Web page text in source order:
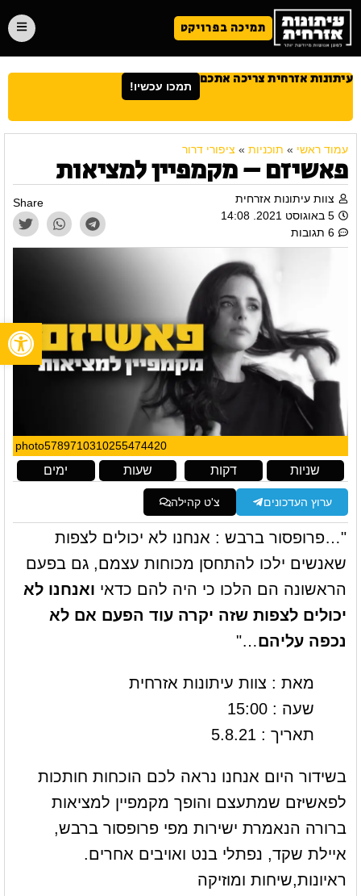
תמיכה בפרויקט
עיתונות אזרחית צריכה אתכם תמכו עכשיו!
עמוד ראשי » תוכניות » ציפורי דרור
פאשיזם – מקמפיין למציאות
צוות עיתונות אזרחית
5 באוגוסט 2021. 14:08
6 תגובות
Share
photo5789710310255474420
ימים שעות דקות שניות
ערוץ העדכונים צ'ט קהילה
"…פרופסור ברבש : אנחנו לא יכולים לצפות
שאנשים ילכו להתחסן מכוחות עצמם, גם בפעם
הראשונה הם הלכו כי היה להם כדאי ואנחנו לא
יכולים לצפות שזה יקרה עוד הפעם אם לא
נכפה עליהם…"
מאת : צוות עיתונות אזרחית
שעה : 15:00
תאריך : 5.8.21
בשידור היום אנחנו נראה לכם הוכחות חותכות
לפאשיזם שמתעצם והופך מקמפיין למציאות
ברורה הנאמרת ישירות מפי פרופסור ברבש,
איילת שקד, נפתלי בנט ואויבים אחרים.
ראיונות,שיחות ומוזיקה